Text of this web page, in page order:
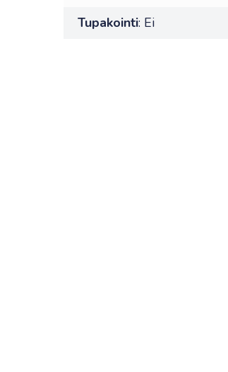
Tupakointi: Ei